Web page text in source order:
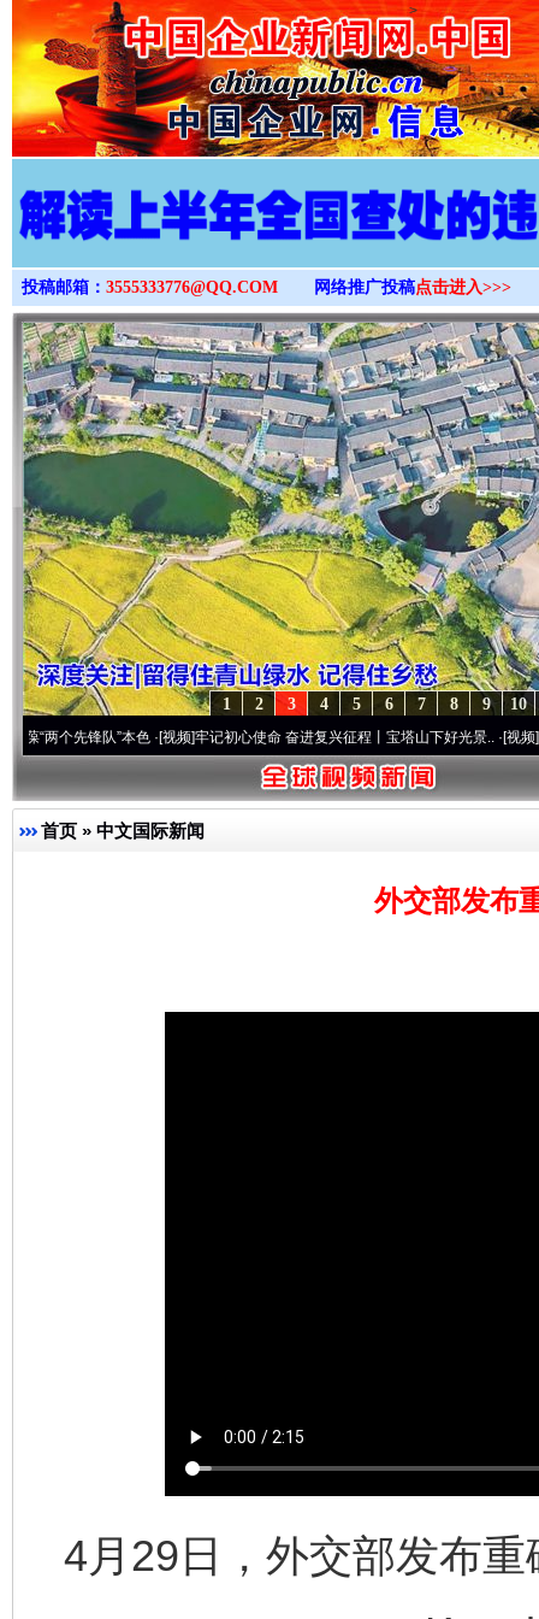
>
投稿邮箱： 3555333776@QQ.COM 网络推广投稿点击进入>>>
10
9
8
7
6
5
4
3
2
1
先锋队”本色·[视频]牢记初心使命 奋进复兴征程丨宝塔山下好光景..·[视频]因党而生
首页 » 中文国际新闻
外交部发布
4月29日，外交部发布